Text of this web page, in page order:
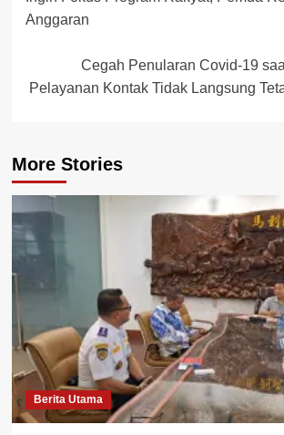
navigation
Anggaran
Cegah Penularan Covid-19
Pelayanan Kontak Tidak Langsung
More Stories
Berita Utama